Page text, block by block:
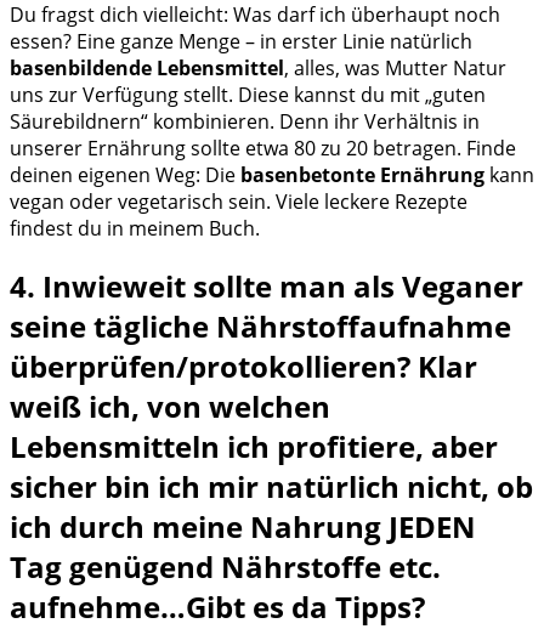
Du fragst dich vielleicht: Was darf ich überhaupt noch
essen? Eine ganze Menge – in erster Linie natürlich
basenbildende Lebensmittel, alles, was Mutter Natur
uns zur Verfügung stellt. Diese kannst du mit „guten
Säurebildnern“ kombinieren. Denn ihr Verhältnis in
unserer Ernährung sollte etwa 80 zu 20 betragen. Finde
deinen eigenen Weg: Die basenbetonte Ernährung kann
vegan oder vegetarisch sein. Viele leckere Rezepte
findest du in meinem Buch.
4. Inwieweit sollte man als Veganer
seine tägliche Nährstoffaufnahme
überprüfen/protokollieren? Klar
weiß ich, von welchen
Lebensmitteln ich profitiere, aber
sicher bin ich mir natürlich nicht, ob
ich durch meine Nahrung JEDEN
Tag genügend Nährstoffe etc.
aufnehme…Gibt es da Tipps?